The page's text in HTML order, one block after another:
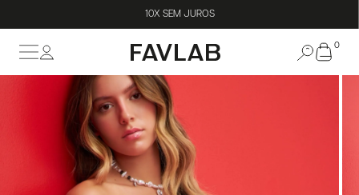
10X SEM JUROS
0